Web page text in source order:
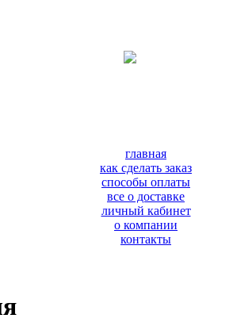
главная
как сделать заказ
способы оплаты
все о доставке
личный кабинет
о компании
контакты